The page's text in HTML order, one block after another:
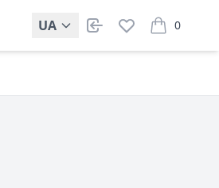
UA 0
items in